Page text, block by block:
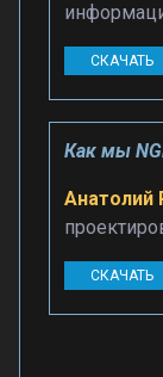
СКАЧАТЬ
Как мы
СКАЧАТЬ